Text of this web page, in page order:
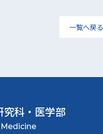
一覧へ戻る
究科・医学部